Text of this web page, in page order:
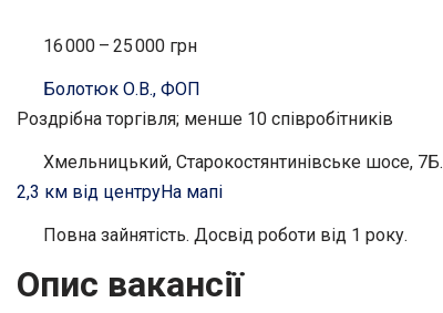
16 000 – 25 000 грн
Болотюк О.В., ФОП
Роздрібна торгівля; менше 10 співробітників
Хмельницький, Старокостянтинівське шосе, 7Б.
2,3 км від центруНа мапі
Повна зайнятість. Досвід роботи від 1 року.
Опис вакансії